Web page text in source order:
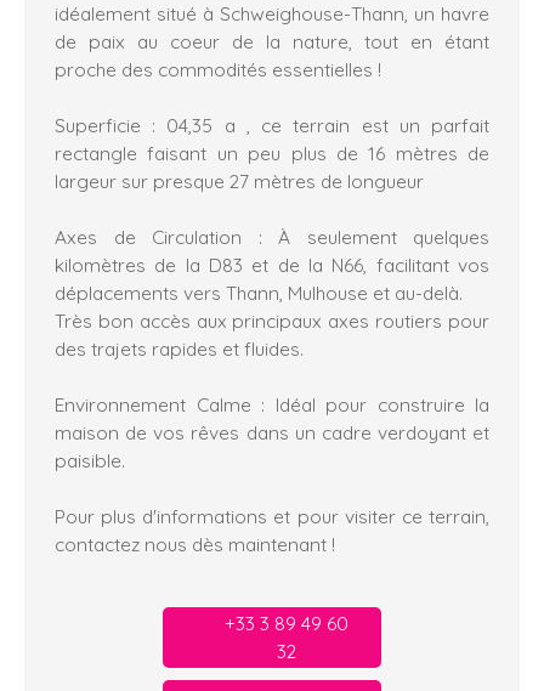
idéalement situé à Schweighouse-Thann, un havre
de paix au coeur de la nature, tout en étant
proche des commodités essentielles !
Superficie : 04,35 a , ce terrain est un parfait
rectangle faisant un peu plus de 16 mètres de
largeur sur presque 27 mètres de longueur
Axes de Circulation : À seulement quelques
kilomètres de la D83 et de la N66, facilitant vos
déplacements vers Thann, Mulhouse et au-delà.
Très bon accès aux principaux axes routiers pour
des trajets rapides et fluides.
Environnement Calme : Idéal pour construire la
maison de vos rêves dans un cadre verdoyant et
paisible.
Pour plus d'informations et pour visiter ce terrain,
contactez nous dès maintenant !
+33 3 89 49 60
32